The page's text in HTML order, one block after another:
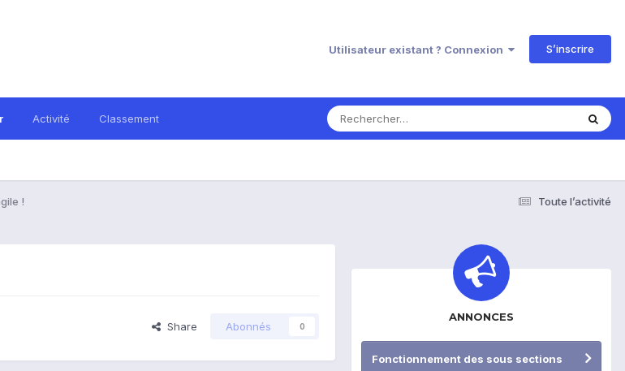
Utilisateur existant ? Connexion S’inscrire
Activité Classement
Toute l’activité
!
Share Abonnés 0
ANNONCES
Fonctionnement des sous sections